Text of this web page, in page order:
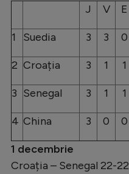
J V E
1 Suedia 3 3 0
2 Croația 3 1 1
3 Senegal 3 1 1
4 China 3 0 0
1 decembrie
Croația – Senegal 22-22